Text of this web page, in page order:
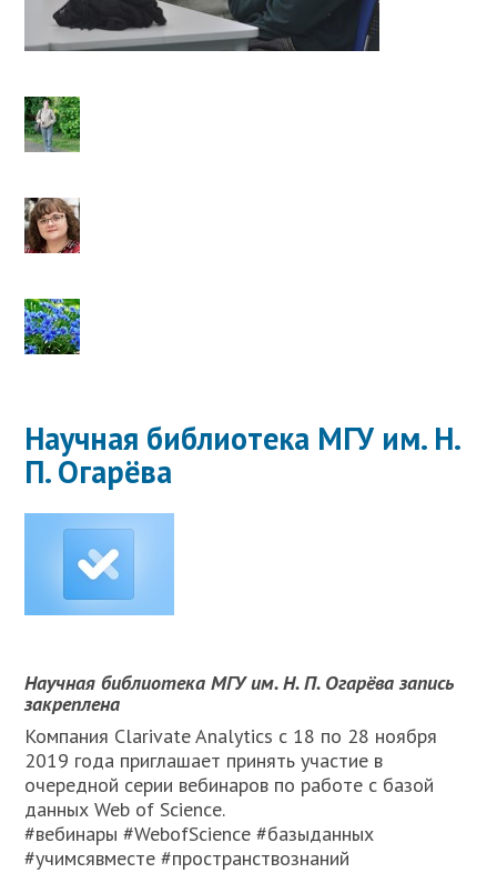
Научная библиотека МГУ им. Н.
П. Огарёва
Научная библиотека МГУ им. Н. П. Огарёва запись
закреплена
Компания Clarivate Analytics с 18 по 28 ноября
2019 года приглашает принять участие в
очередной серии вебинаров по работе с базой
данных Web of Science.
#вебинары #WebofScience #базыданных
#учимсявместе #пространствознаний